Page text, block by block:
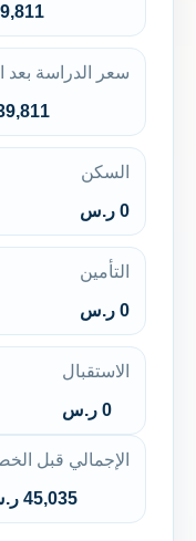
39,811
سعر الدراسة بعد
39,811
السكن
0 ر.س
التأمين
0 ر.س
الاستقبال
0 ر.س
الإجمالي قبل
45,035 ر.س